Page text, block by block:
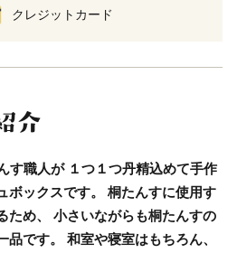
クレジットカード
す職人が １つ１つ丹精込めて手作
ボックスです。 桐たんすに使用す
ため、 小さいながらも桐たんすの
です。 和室や寝室はもちろん、